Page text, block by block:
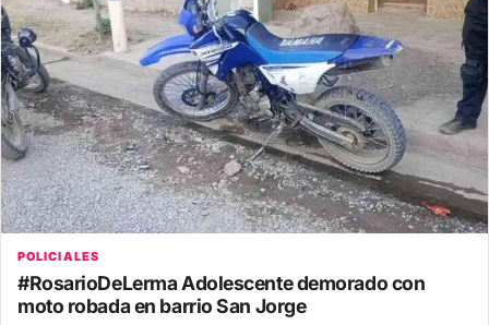
POLICIALES
#RosarioDeLerma Adolescente demorado con
moto robada en barrio San Jorge